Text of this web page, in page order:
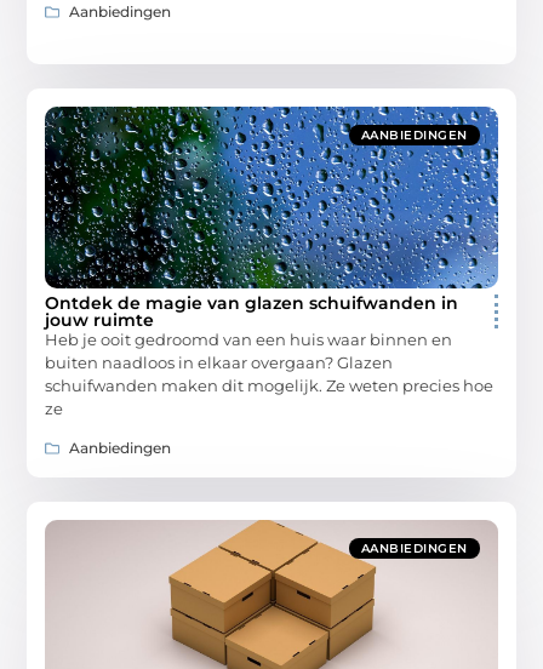
Aanbiedingen
AANBIEDINGEN
Ontdek de magie van glazen schuifwanden in
jouw ruimte
Heb je ooit gedroomd van een huis waar binnen en
buiten naadloos in elkaar overgaan? Glazen
schuifwanden maken dit mogelijk. Ze weten precies hoe
ze
Aanbiedingen
AANBIEDINGEN